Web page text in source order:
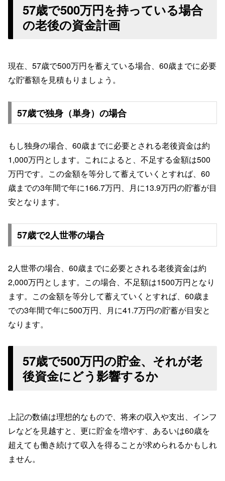
57歳で500万円を持っている場合
の老後の資金計画
現在、57歳で500万円を蓄えている場合、60歳までに必要
な貯蓄額を見積もりましょう。
57歳で独身（単身）の場合
もし独身の場合、60歳までに必要とされる老後資金は約
1,000万円とします。これによると、不足する金額は500
万円です。この金額を等分して蓄えていくとすれば、60
歳までの3年間で年に166.7万円、月に13.9万円の貯蓄が目
安となります。
57歳で2人世帯の場合
2人世帯の場合、60歳までに必要とされる老後資金は約
2,000万円とします。この場合、不足額は1500万円となり
ます。この金額を等分して蓄えていくとすれば、60歳ま
での3年間で年に500万円、月に41.7万円の貯蓄が目安と
なります。
57歳で500万円の貯金、それが老
後資金にどう影響するか
上記の数値は理想的なもので、将来の収入や支出、インフ
レなどを見越すと、更に貯金を増やす、あるいは60歳を
超えても働き続けて収入を得ることが求められるかもしれ
ません。